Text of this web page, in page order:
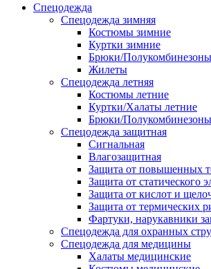
Спецодежда
Спецодежда зимняя
Костюмы зимние
Куртки зимние
Брюки/
Жилеты
Спецодежда летняя
Костюмы летние
Куртки/Халаты летние
Брюки/
Спецодежда защитная
Сигнальная
Влагозащитная
Защита от повышенных
Защита от статического
Защита от кислот и
Защита от термических
Фартуки, нарукавники
Спецодежда для охранных
Спецодежда для медицины
Халаты медицинские